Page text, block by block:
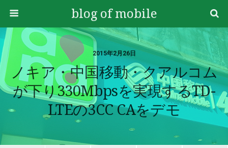
blog of mobile
2015年2月26日
ノキア・中国移動・クアルコム
が下り330Mbpsを実現するTD-
LTEの3CC CAをデモ